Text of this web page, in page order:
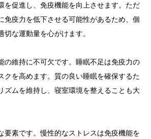
を促進し、免疫機能を向上させます。ただ
免疫力を低下させる可能性があるため、個
切な運動量を心がけます。
の維持に不可欠です。睡眠不足は免疫力の
クを高めます。質の良い睡眠を確保するた
ズムを維持し、寝室環境を整えることも大
要素です。慢性的なストレスは免疫機能を